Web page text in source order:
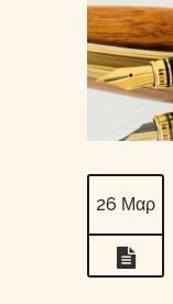
26 Μαρ